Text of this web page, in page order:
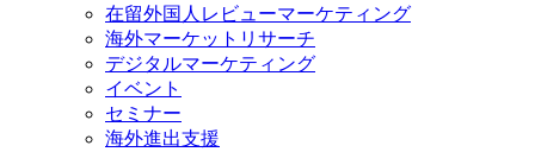
在留外国⼈レビューマーケティング
海外マーケットリサーチ
デジタルマーケティング
イベント
セミナー
海外進出支援